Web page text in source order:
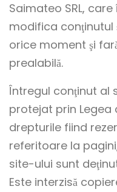
Saimateo SRL,
modifica
orice moment şi
prealabilă.
Întregul conţinut al
protejat prin
drepturile fiind
referitoare la
site-ului sunt
Este interzisă